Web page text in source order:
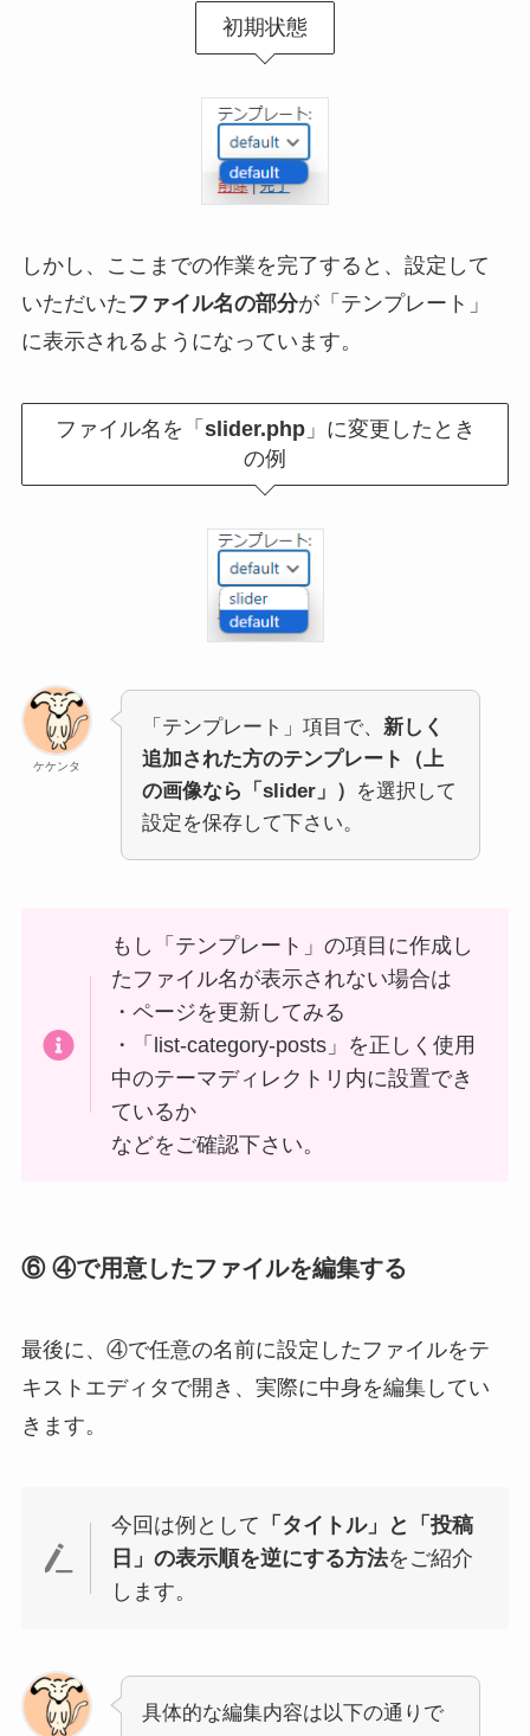
初期状態
しかし、ここまでの作業を完了すると、設定して
いただいた ファイル名の部分が「テンプレート」
に表示されるようになっています。
ファイル名を「 slider.php」に変更したとき
の例
ケケンタ
「テンプレート」項目で、 新しく
追加された方のテンプレート（上
の画像なら「slider」）
を選択して
設定を保存して下さい。
もし「テンプレート」の項目に作成し
たファイル名が表示されない場合は
・ページを更新してみる
・「list-category-posts」を正しく使用
中のテーマディレクトリ内に設置でき
ているか
などをご確認下さい。
⑥ ④で用意したファイルを編集する
最後に、④で任意の名前に設定したファイルをテ
キストエディタで開き、実際に中身を編集してい
きます。
今回は例として 「タイトル」と「投稿
日」の表示順を逆にする方法をご紹介
します。
具体的な編集内容は以下の通りで